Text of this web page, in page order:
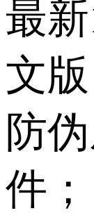
最
文
防
件；